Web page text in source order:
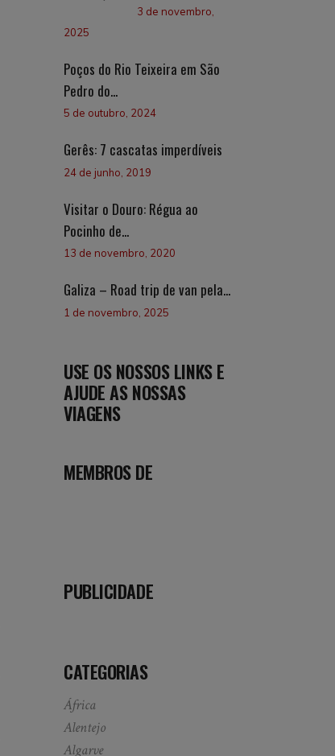
3 de novembro,
2025
Poços do Rio Teixeira em São
Pedro do...
5 de outubro, 2024
Gerês: 7 cascatas imperdíveis
24 de junho, 2019
Visitar o Douro: Régua ao
Pocinho de...
13 de novembro, 2020
Galiza – Road trip de van pela...
1 de novembro, 2025
USE OS NOSSOS LINKS E
AJUDE AS NOSSAS
VIAGENS
MEMBROS DE
PUBLICIDADE
CATEGORIAS
África
Alentejo
Algarve